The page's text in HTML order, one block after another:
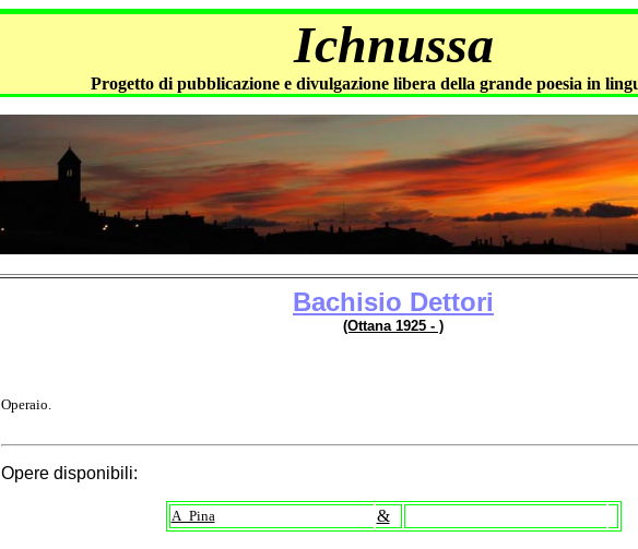
Ichnussa
Progetto di pubblicazione e divulgazione libera della grande poesia in
Bachisio Dettori
(Ottana 1925 - )
Operaio.
Opere disponibili:
A_Pina &